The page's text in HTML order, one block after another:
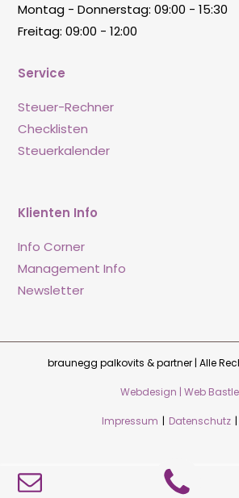
Service
Steuer-Rechner
Checklisten
Steuerkalender
Klienten Info
Info Corner
Management Info
Newsletter
Montag - Donnerstag: 09:00 - 15:30
Freitag: 09:00 - 12:00
braunegg palkovits & partner | Alle
Webdesign | Web
Impressum | Datenschutz |